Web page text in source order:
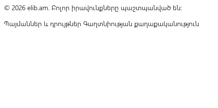
© 2026 elib.am. Բոլոր իրավունքները պաշտպանված են:
Պայմաններ և դրույթներ Գաղտնիության քաղաքականություն